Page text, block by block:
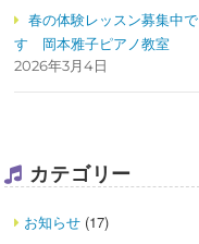
春の体験レッスン募集中で
す
岡本雅子ピアノ教室
2026年3月4日
カテゴリー
お知らせ(17)